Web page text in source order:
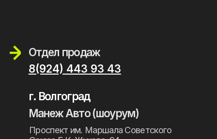
ул. Заводская, 40
КАД Авто (шоурум)
г. Краснодар
Отдел продаж